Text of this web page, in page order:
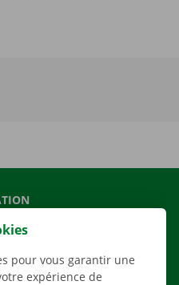
pour vous garantir une
expérience de